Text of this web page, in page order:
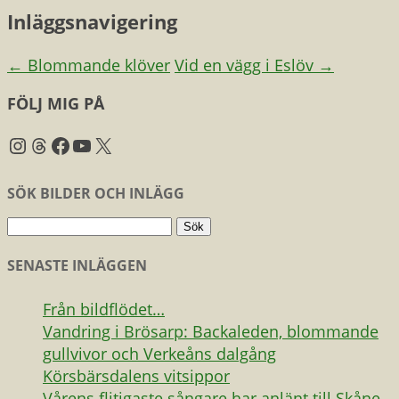
Inläggsnavigering
← Blommande klöver Vid en vägg i Eslöv →
FÖLJ MIG PÅ
Instagram
Threads
Facebook
YouTube
X
SÖK BILDER OCH INLÄGG
Sök
SENASTE INLÄGGEN
Från bildflödet…
Vandring i Brösarp: Backaleden, blommande
gullvivor och Verkeåns dalgång
Körsbärsdalens vitsippor